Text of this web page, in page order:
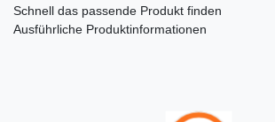
Schnell das passende Produkt finden
Ausführliche Produktinformationen